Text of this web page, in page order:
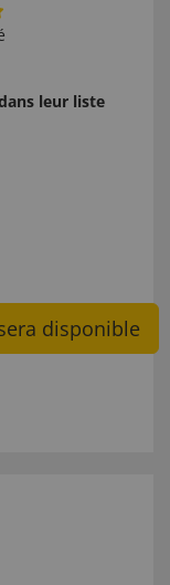
leur liste
disponible